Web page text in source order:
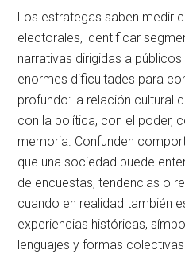
Los estrategas saben medir
electorales, identificar
narrativas dirigidas a
enormes dificultades para
profundo: la relación cultural
con la política, con el poder,
memoria. Confunden
que una sociedad puede
de encuestas, tendencias o
cuando en realidad también
experiencias históricas,
lenguajes y formas